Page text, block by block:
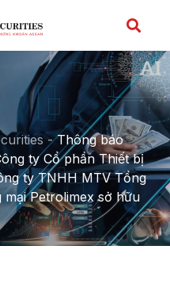
-Thông báo
ty Cổ phần Thiết bị
ty TNHH MTV Tổng
Petrolimex sở hữu